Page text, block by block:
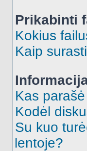
Prikabinti
Kokius
Kaip
Kas
Kodėl
Su kuo
lentoje?